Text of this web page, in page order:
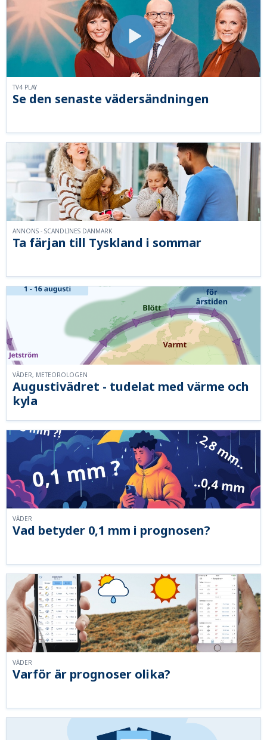
Se den senaste vädersändningen
TV4 PLAY
Ta färjan till Tyskland i sommar
ANNONS - SCANDLINES DANMARK
Augustivädret - tudelat med värme och
kyla
VÄDER, METEOROLOGEN
Vad betyder 0,1 mm i prognosen?
VÄDER
Varför är prognoser olika?
VÄDER